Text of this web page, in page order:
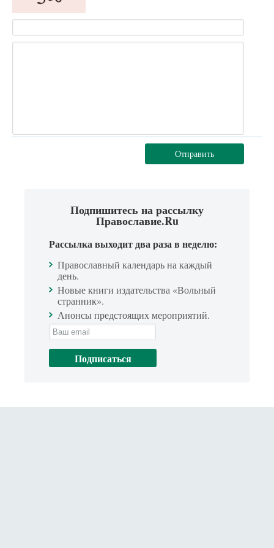
Отправить
Подпишитесь на рассылку
Православие.Ru
Рассылка выходит два раза в неделю:
Православный календарь на каждый
день.
Новые книги издательства «Вольный
странник».
Анонсы предстоящих мероприятий.